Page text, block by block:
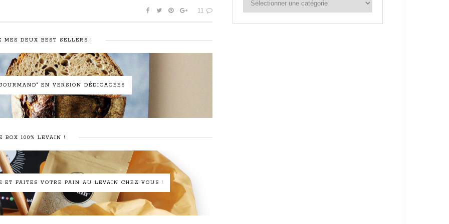
11
MES DEUX BEST SELLERS !
EN VERSION DÉDICACÉES
BOX 100% LEVAIN !
ET FAITES VOTRE PAIN AU LEVAIN CHEZ VOUS !